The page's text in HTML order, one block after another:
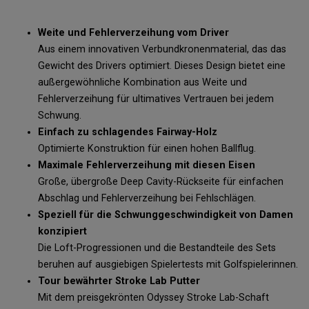
Weite und Fehlerverzeihung vom Driver
Aus einem innovativen Verbundkronenmaterial, das das
Gewicht des Drivers optimiert. Dieses Design bietet eine
außergewöhnliche Kombination aus Weite und
Fehlerverzeihung für ultimatives Vertrauen bei jedem
Schwung.
Einfach zu schlagendes Fairway-Holz
Optimierte Konstruktion für einen hohen Ballflug.
Maximale Fehlerverzeihung mit diesen Eisen
Große, übergroße Deep Cavity-Rückseite für einfachen
Abschlag und Fehlerverzeihung bei Fehlschlägen.
Speziell für die Schwunggeschwindigkeit von Damen
konzipiert
Die Loft-Progressionen und die Bestandteile des Sets
beruhen auf ausgiebigen Spielertests mit Golfspielerinnen.
Tour bewährter Stroke Lab Putter
Mit dem preisgekrönten Odyssey Stroke Lab-Schaft